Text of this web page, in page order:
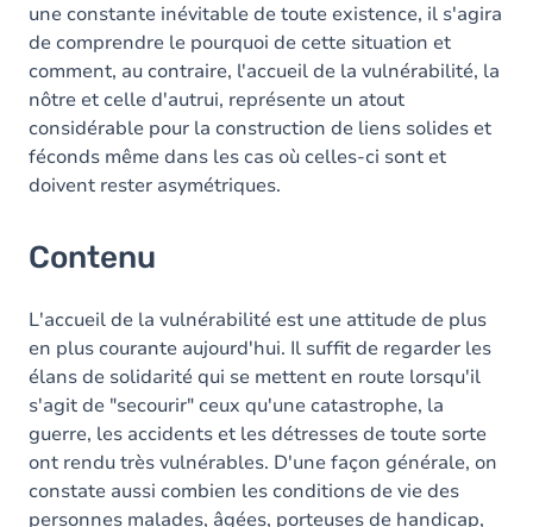
une constante inévitable de toute existence, il s'agira
de comprendre le pourquoi de cette situation et
comment, au contraire, l'accueil de la vulnérabilité, la
nôtre et celle d'autrui, représente un atout
considérable pour la construction de liens solides et
féconds même dans les cas où celles-ci sont et
doivent rester asymétriques.
Contenu
L'accueil de la vulnérabilité est une attitude de plus
en plus courante aujourd'hui. Il suffit de regarder les
élans de solidarité qui se mettent en route lorsqu'il
s'agit de "secourir" ceux qu'une catastrophe, la
guerre, les accidents et les détresses de toute sorte
ont rendu très vulnérables. D'une façon générale, on
constate aussi combien les conditions de vie des
personnes malades, âgées, porteuses de handicap,